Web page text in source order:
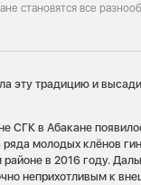
становятся все
эту традицию и
СГК в Абакане
молодых клёнов
в 2016 году.
неприхотливым к